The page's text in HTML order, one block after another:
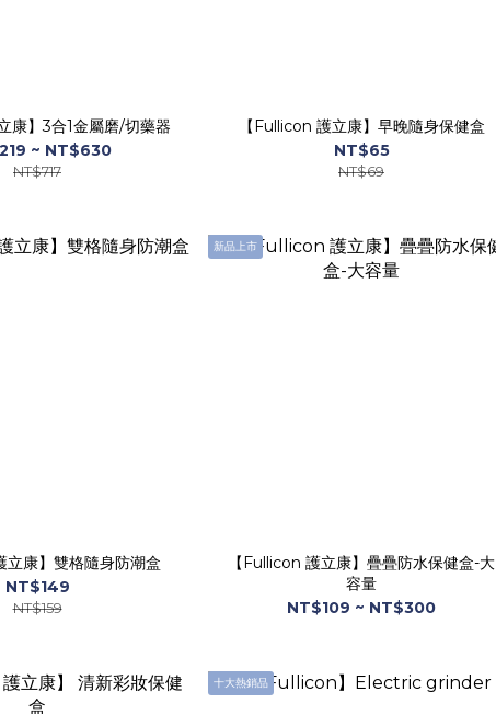
康】3合1金屬磨/切藥器
~ NT$630
NT$717
【Fullicon 護立康】早晚隨身保健盒
NT$65
NT$69
立康】雙格隨身防潮盒
NT$149
NT$159
新品上市
【Fullicon 護立康】疊疊防水保健盒-大
容量
NT$109 ~ NT$300
十大熱銷品